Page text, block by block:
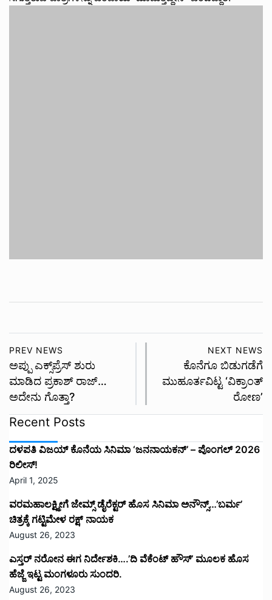
PREV NEWS
ಅಪ್ಪು ಎಕ್ಸ್‌ಪ್ರೆಸ್‌ ಶುರು
ಮಾಡಿದ ಪ್ರಕಾಶ್ ರಾಜ್…
ಅದೇನು ಗೊತ್ತಾ?
NEXT NEWS
ಕೊನೆಗೂ ಬಿಡುಗಡೆಗೆ
ಮುಹೂರ್ತವಿಟ್ಟ ‘ವಿಕ್ರಾಂತ್
ರೋಣ’
Recent Posts
ದಳಪತಿ ವಿಜಯ್‌ ಕೊನೆಯ ಸಿನಿಮಾ ‘ಜನನಾಯಕನ್’ – ಪೊಂಗಲ್ 2026
ರಿಲೀಸ್!
April 1, 2025
ವರಮಹಾಲಕ್ಷ್ಮೀಗೆ ಜೇಮ್ಸ್ ಡೈರೆಕ್ಟರ್ ಹೊಸ ಸಿನಿಮಾ ಅನೌನ್ಸ್…’ಬರ್ಮ’
ಚಿತ್ರಕ್ಕೆ ಗಟ್ಟಿಮೇಳ ರಕ್ಷ್ ನಾಯಕ
August 26, 2023
ಎಸ್ತರ್ ನರೋನ ಈಗ ನಿರ್ದೇಶಕಿ….’ದಿ ವೆಕೆಂಟ್ ಹೌಸ್‌’‌ ಮೂಲಕ ಹೊಸ
ಹೆಜ್ಜೆ ಇಟ್ಟ ಮಂಗಳೂರು ಸುಂದರಿ.
August 26, 2023